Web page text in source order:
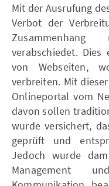
Mit der Ausrufung
Verbot der
verabschiedet.
von Webseiten,
verbreiten. Mit
Onlineportal vom
davon sollen
wurde versichert,
geprüft und
Jedoch wurde
Management